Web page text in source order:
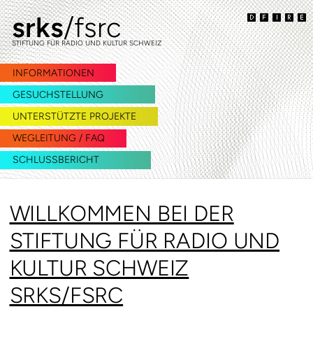
zur
Navigation
springen
zum
Inhalt
springen
srks/fsrc
STIFTUNG FÜR RADIO UND KULTUR SCHWEIZ
INFORMATIONEN
GESUCHSTELLUNG
UNTERSTÜTZTE PROJEKTE
WEGLEITUNG / FAQ
SCHLUSSBERICHT
WILLKOMMEN BEI DER
STIFTUNG FÜR RADIO UND
KULTUR SCHWEIZ
SRKS/FSRC